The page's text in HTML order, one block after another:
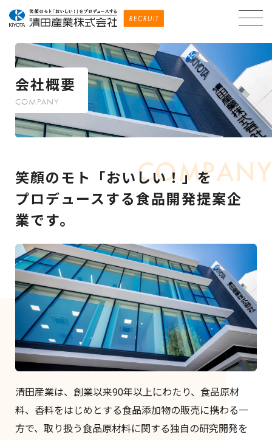
会社概要
COMPANY
笑顔のモト「おいしい！」を
プロデュースする食品開発提案企
業です。
清田産業は、創業以来90年以上にわたり、食品原材
料、香料をはじめとする食品添加物の販売に携わる一
方で、取り扱う食品原材料に関する独自の研究開発を